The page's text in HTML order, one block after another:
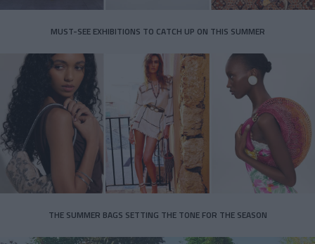
MUST-SEE EXHIBITIONS TO CATCH UP ON THIS SUMMER
THE SUMMER BAGS SETTING THE TONE FOR THE SEASON